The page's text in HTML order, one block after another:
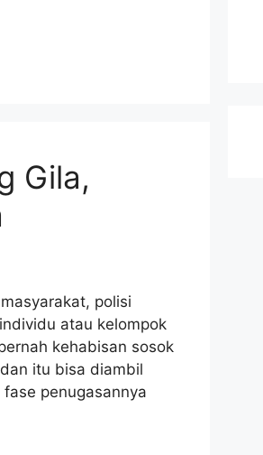
Gila,
polisi
atau kelompok
kehabisan sosok
itu bisa diambil
penugasannya